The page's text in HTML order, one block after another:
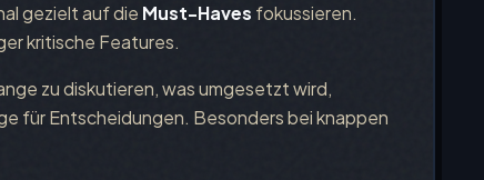
gezielt auf die Must-Haves fokussieren.
kritische Features.
zu diskutieren, was umgesetzt wird,
für Entscheidungen. Besonders bei knappen